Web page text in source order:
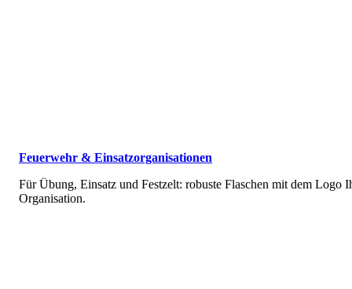
Feuerwehr & Einsatz­organisationen
Für Übung, Einsatz und Festzelt: robuste Flaschen mit dem Logo
Organisation.